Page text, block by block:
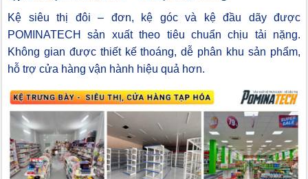
Kệ siêu thị đôi – đơn, kệ góc và kệ đầu dãy được
POMINATECH sản xuất theo tiêu chuẩn chịu tải nặng.
Không gian được thiết kế thoáng, dễ phân khu sản phẩm,
hỗ trợ cửa hàng vận hành hiệu quả hơn.